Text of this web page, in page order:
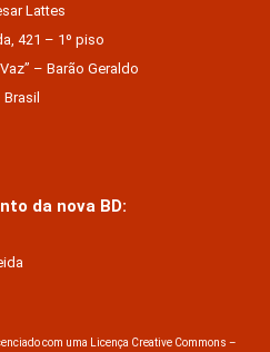
Lattes
421 – 1º piso
– Barão Geraldo
da nova BD:
com uma Licença Creative Commons –